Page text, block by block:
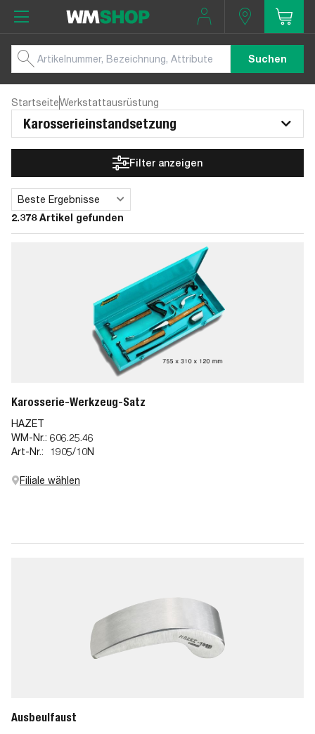
Suchen
StartseiteWerkstattausrüstung
Karosserieinstandsetzung
Filter anzeigen
2.378 Artikel gefunden
Sortieren
Beste Ergebnisse
Karosserie-Werkzeug-Satz
HAZET
WM-Nr.: 606.25.46
Art-Nr.:
1905/10N
Filiale wählen
Ausbeulfaust